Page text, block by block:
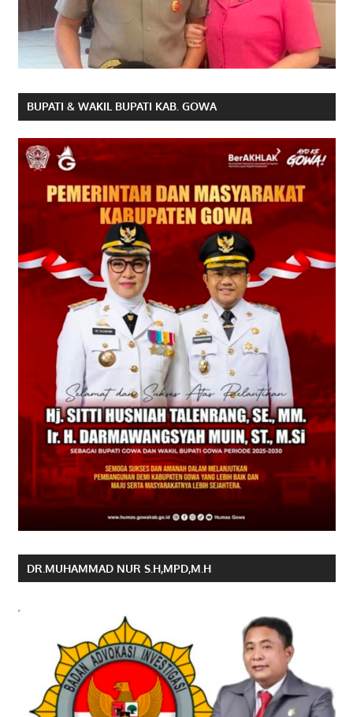
BUPATI & WAKIL BUPATI KAB. GOWA
DR.MUHAMMAD NUR S.H,MPD,M.H